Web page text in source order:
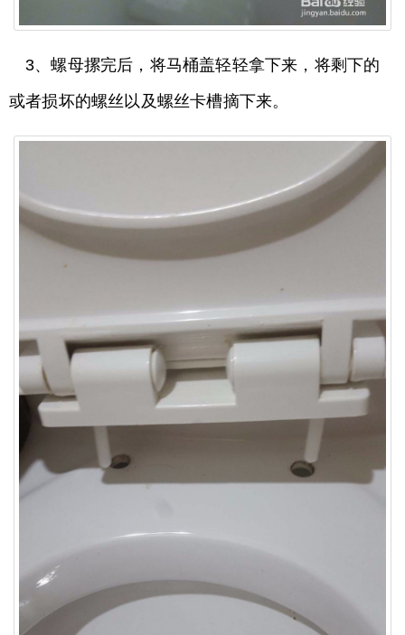
3、螺母摞完后，将马桶盖轻轻拿下来，将剩下的
或者损坏的螺丝以及螺丝卡槽摘下来。